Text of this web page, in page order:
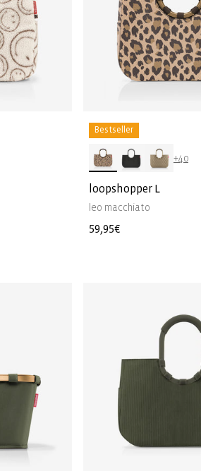
Bestseller
+40
loopshopper L
leo macchiato
Normale
59,95€